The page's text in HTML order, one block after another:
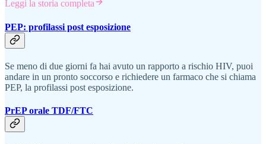
Leggi la storia completa
PEP: profilassi post esposizione
Se meno di due giorni fa hai avuto un rapporto a rischio HIV, puoi
andare in un pronto soccorso e richiedere un farmaco che si chiama
PEP, la profilassi post esposizione.
PrEP orale TDF/FTC